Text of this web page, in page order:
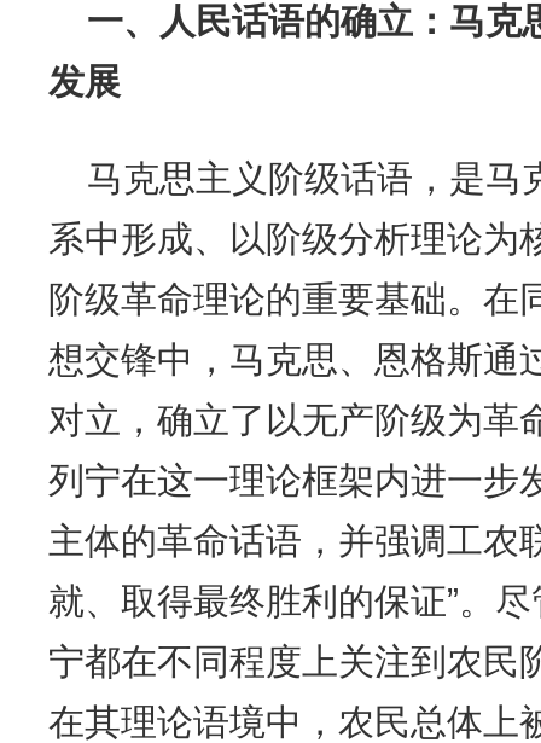
一、人民话语的确立：马克
发展
马克思主义阶级话语，是马
系中形成、以阶级分析理论为
阶级革命理论的重要基础。在
想交锋中，马克思、恩格斯通
对立，确立了以无产阶级为革
列宁在这一理论框架内进一步
主体的革命话语，并强调工农
就、取得最终胜利的保证”。
宁都在不同程度上关注到农民
在其理论语境中，农民总体上